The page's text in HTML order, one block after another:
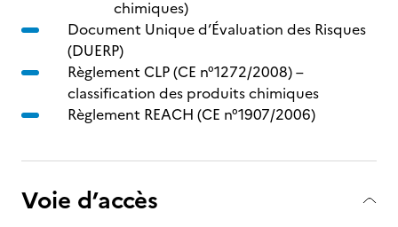
chimiques)
Document Unique d’Évaluation des Risques
(DUERP)
Règlement CLP (CE n°1272/2008) –
classification des produits chimiques
Règlement REACH (CE n°1907/2006)
Voie d’accès